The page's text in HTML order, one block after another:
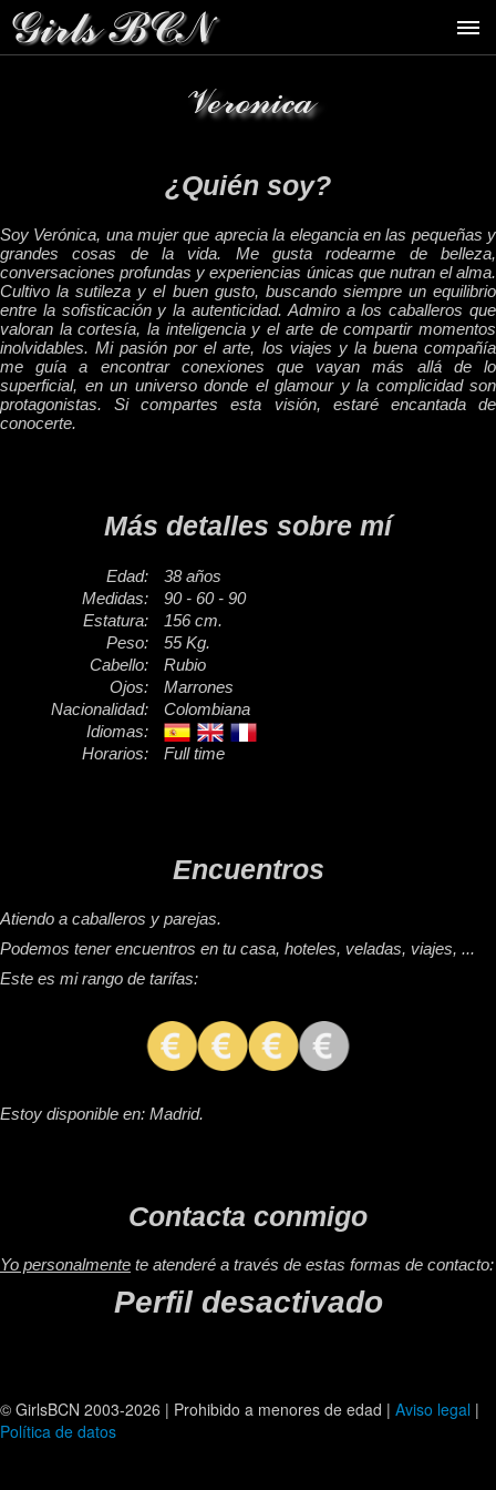
Veronica
¿Quién soy?
Soy Verónica, una mujer que aprecia la elegancia en las pequeñas y
grandes cosas de la vida. Me gusta rodearme de belleza,
conversaciones profundas y experiencias únicas que nutran el alma.
Cultivo la sutileza y el buen gusto, buscando siempre un equilibrio
entre la sofisticación y la autenticidad. Admiro a los caballeros que
valoran la cortesía, la inteligencia y el arte de compartir momentos
inolvidables. Mi pasión por el arte, los viajes y la buena compañía
me guía a encontrar conexiones que vayan más allá de lo
superficial, en un universo donde el glamour y la complicidad son
protagonistas. Si compartes esta visión, estaré encantada de
conocerte.
Más detalles sobre mí
Edad:
38 años
Medidas:
90 - 60 - 90
Estatura:
156 cm.
Peso:
55 Kg.
Cabello:
Rubio
Ojos:
Marrones
Nacionalidad:
Colombiana
Idiomas:
Horarios:
Full time
Encuentros
Atiendo a caballeros y parejas.
Podemos tener encuentros en tu casa, hoteles, veladas, viajes, ...
Este es mi rango de tarifas:
Estoy disponible en: Madrid.
Contacta conmigo
Yo personalmente te atenderé a través de estas formas de contacto:
Perfil desactivado
© GirlsBCN 2003-2026 | Prohibido a menores de edad | Aviso legal |
Política de datos